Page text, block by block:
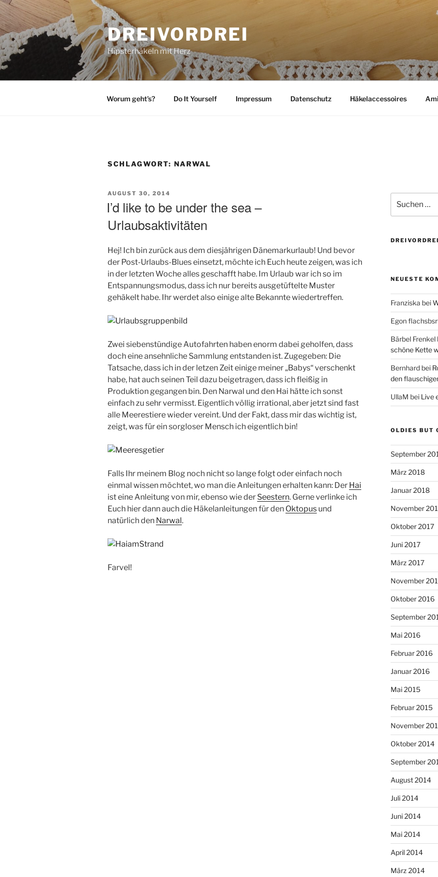
Zum
Inhalt
springen
DREIVORDREI
Hipsterhäkeln mit Herz
Worum geht’s? Do It Yourself Impressum Datenschutz Häkelaccessoires
SCHLAGWORT: NARWAL
VERÖFFENTLICHT
AUGUST 30, 2014
I’d like to be under the sea –
Urlaubsaktivitäten
Hej! Ich bin zurück aus dem diesjährigen Dänemarkurlaub! Und bevor
der Post-Urlaubs-Blues einsetzt, möchte ich Euch heute zeigen, was ich
in der letzten Woche alles geschafft habe. Im Urlaub war ich so im
Entspannungsmodus, dass ich nur bereits ausgetüftelte Muster
gehäkelt habe. Ihr werdet also einige alte Bekannte wiedertreffen.
Zwei siebenstündige Autofahrten haben enorm dabei geholfen, dass
doch eine ansehnliche Sammlung entstanden ist. Zugegeben: Die
Tatsache, dass ich in der letzen Zeit einige meiner „Babys“ verschenkt
habe, hat auch seinen Teil dazu beigetragen, dass ich fleißig in
Produktion gegangen bin. Den Narwal und den Hai hätte ich sonst
einfach zu sehr vermisst. Eigentlich völlig irrational, aber jetzt sind fast
alle Meerestiere wieder vereint. Und der Fakt, dass mir das wichtig ist,
zeigt, was für ein sorgloser Mensch ich eigentlich bin!
Falls Ihr meinem Blog noch nicht so lange folgt oder einfach noch
einmal wissen möchtet, wo man die Anleitungen erhalten kann: Der Hai
ist eine Anleitung von mir, ebenso wie der Seestern. Gerne verlinke ich
Euch hier dann auch die Häkelanleitungen für den Oktopus und
natürlich den Narwal.
Farvel!
nach:
NEUESTE
Franziska bei
Egon
Bärbel Frenkel
schöne Kette
Bernhardbei
den
UllaM bei Live
OLDIES BUT
September
März 2018
Januar 2018
November
Oktober 2017
Juni 2017
März 2017
November
Oktober 2016
September
Mai 2016
Februar 2016
Januar 2016
Mai 2015
Februar 2015
November
Oktober 2014
September
August 2014
Juli 2014
Juni 2014
Mai 2014
April 2014
März 2014